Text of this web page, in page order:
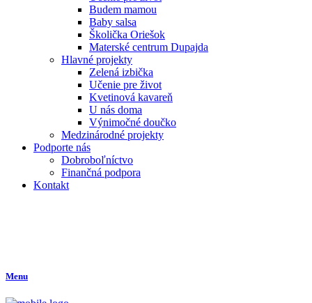
Budem mamou
Baby salsa
Školička Oriešok
Materské centrum Dupajda
Hlavné projekty
Zelená izbička
Učenie pre život
Kvetinová kavareň
U nás doma
Výnimočné doučko
Medzinárodné projekty
Podporte nás
Dobroboľníctvo
Finančná podpora
Kontakt
Menu